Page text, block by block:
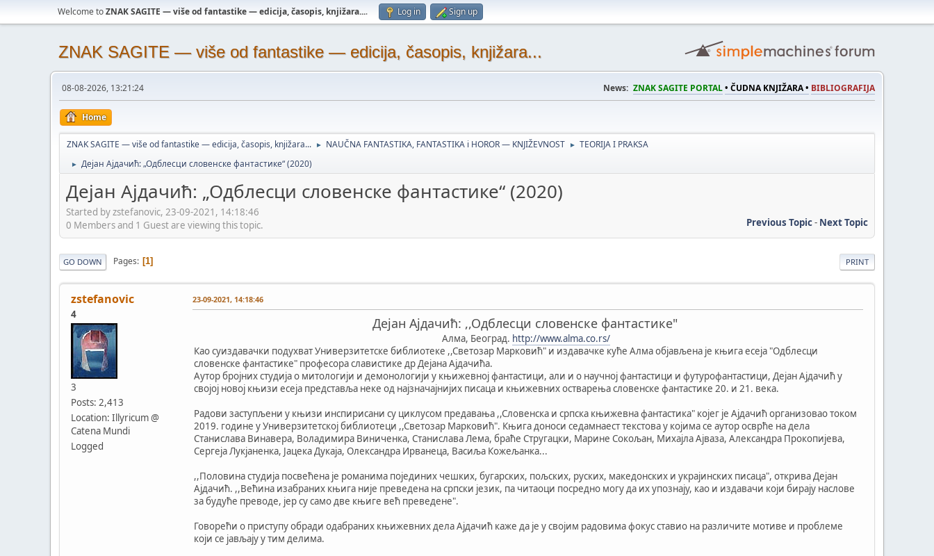
Welcome toZNAK SAGITE — više od fantastike — edicija, časopis, knjižara.... Log in Sign up
ZNAK SAGITE — više od fantastike — edicija, časopis, knjižara...
08-08-2026, 13:21:24 News: ZNAK SAGITE PORTAL• ČUDNA KNJIŽARA • BIBLIOGRAFIJA
Home
ZNAK SAGITE — više od fantastike — edicija, časopis, knjižara... ► NAUČNA FANTASTIKA, FANTASTIKA i HOROR — KNJIŽEVNOST ► TEORIJA I PRAKSA
► Дејан Ајдачић: „Одблесци словенске фантастике“ (2020)
Дејан Ајдачић: „Одблесци словенске фантастике“ (2020)
Started by zstefanovic, 23-09-2021, 14:18:46
Previous Topic- Next Topic
0 Members and 1 Guest are viewing this topic.
PRINT
GO DOWN Pages 1
zstefanovic
4
3
Posts: 2,413
Location: Illyricum @
Catena Mundi
Logged
23-09-2021, 14:18:46
Дејан Ајдачић: ,,Одблесци словенске фантастике"
Алма, Београд. http://www.alma.co.rs/
Као суиздавачки подухват Универзитетске библиотеке ,,Светозар Марковић" и издавачке куће Алма објављена је књига есеја "Одблесци
словенске фантастике" професора славистике др Дејана Ајдачића.
Аутор бројних студија о митологији и демонологији у књижевној фантастици, али и о научној фантастици и футурофантастици, Дејан Ајдачић у
својој новој књизи есеја представља неке од најзначајнијих писаца и књижевних остварења словенске фантастике 20. и 21. века.
Радови заступљени у књизи инспирисани су циклусом предавања ,,Словенска и српска књижевна фантастика" којег је Ајдачић организовао током
2019. године у Универзитетској библиотеци ,,Светозар Марковић". Књига доноси седамнаест текстова у којима се аутор осврће на дела
Станислава Винавера, Воладимира Виниченка, Станислава Лема, браће Стругацки, Марине Сокољан, Михајла Ајваза, Александра Прокопијева,
Сергеја Лукјаненка, Јацека Дукаја, Олександра Ирванеца, Васиља Кожељанка...
,,Половина студија посвећена је романима појединих чешких, бугарских, пољских, руских, македонских и украјинских писаца", открива Дејан
Ајдачић. ,,Већина изабраних књига није преведена на српски језик, па читаоци посредно могу да их упознају, као и издавачи који бирају наслове
за будуће преводе, јер су само две књиге већ преведене".
Говорећи о приступу обради одабраних књижевних дела Ајдачић каже да је у својим радовима фокус ставио на различите мотиве и проблеме
који се јављају у тим делима.